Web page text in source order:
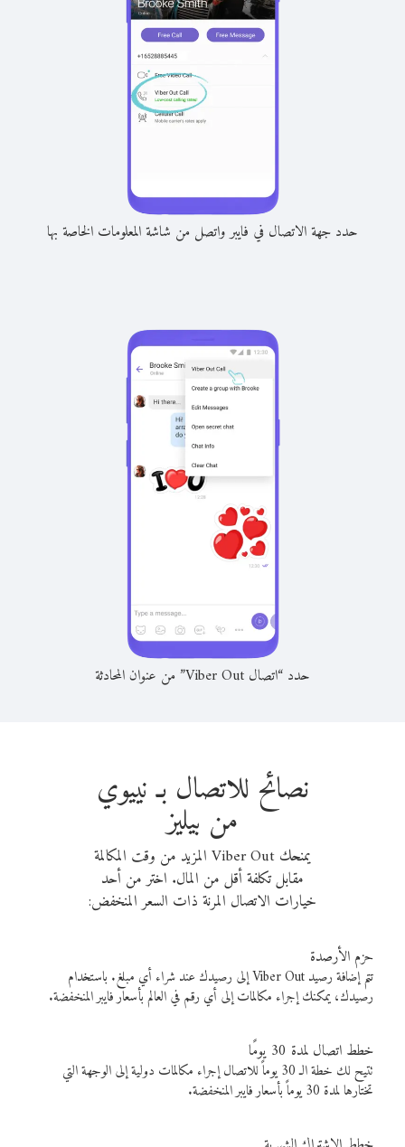
حدد جهة الاتصال في فايبر واتصل من شاشة المعلومات الخاصة بها
حدد “اتصال Viber Out” من عنوان المحادثة
نصائح للاتصال بـ نييوي
من بيليز
يمنحك Viber Out المزيد من وقت المكالمة
مقابل تكلفة أقل من المال. اختر من أحد
خيارات الاتصال المرنة ذات السعر المنخفض:
حزم الأرصدة
تتم إضافة رصيد Viber Out إلى رصيدك عند شراء أي مبلغ. باستخدام
رصيدك، يمكنك إجراء مكالمات إلى أي رقم في العالم بأسعار فايبر المنخفضة.
خطط اتصال لمدة 30 يومًا
تتيح لك خطة الـ 30 يوماً للاتصال إجراء مكالمات دولية إلى الوجهة التي
تختارها لمدة 30 يوماً بأسعار فايبر المنخفضة.